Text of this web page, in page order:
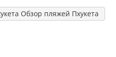
Обзор пляжей Пхукета